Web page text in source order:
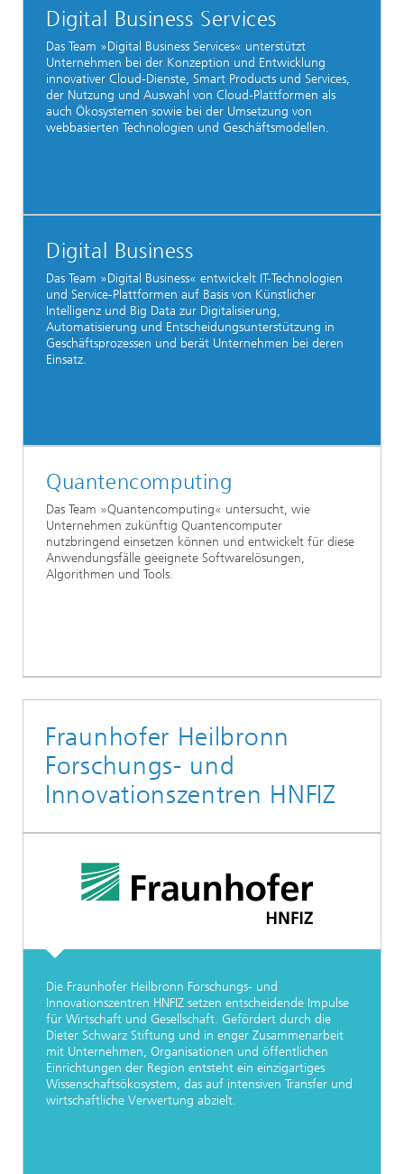
Digital Business Services
Das Team »Digital Business Services« unterstützt
Unternehmen bei der Konzeption und Entwicklung
innovativer Cloud-Dienste, Smart Products und Services,
der Nutzung und Auswahl von Cloud-Plattformen als
auch Ökosystemen sowie bei der Umsetzung von
webbasierten Technologien und Geschäftsmodellen.
Digital Business
Das Team »Digital Business« entwickelt IT-Technologien
und Service-Plattformen auf Basis von Künstlicher
Intelligenz und Big Data zur Digitalisierung,
Automatisierung und Entscheidungsunterstützung in
Geschäftsprozessen und berät Unternehmen bei deren
Einsatz.
Quantencomputing
Das Team »Quantencomputing« untersucht, wie
Unternehmen zukünftig Quantencomputer
nutzbringend einsetzen können und entwickelt für diese
Anwendungsfälle geeignete Softwarelösungen,
Algorithmen und Tools.
Fraunhofer Heilbronn
Forschungs- und
Innovationszentren HNFIZ
Die Fraunhofer Heilbronn Forschungs- und
Innovationszentren HNFIZ setzen entscheidende Impulse
für Wirtschaft und Gesellschaft. Gefördert durch die
Dieter Schwarz Stiftung und in enger Zusammenarbeit
mit Unternehmen, Organisationen und öffentlichen
Einrichtungen der Region entsteht ein einzigartiges
Wissenschaftsökosystem, das auf intensiven Transfer und
wirtschaftliche Verwertung abzielt.